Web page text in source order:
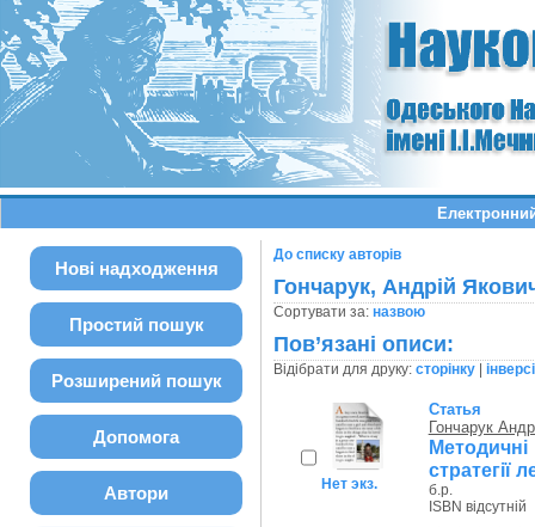
Нові надходження
Простий пошук
Розширений пошук
Допомога
Автори
До списку авторів
Гончарук, Андрій
Сортувати за: назвою
Пов’язані описи:
Відібрати для друку: сторінку|
Нет экз.
Статья
Гончарук
стратегії
б.р.
ISBN відсутній